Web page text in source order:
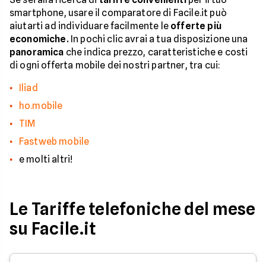
smartphone, usare il comparatore di Facile.it può
aiutarti ad individuare facilmente le offerte più
economiche.In pochi clic avrai a tua disposizione una
panoramica che indica prezzo, caratteristiche e costi
di ogni offerta mobile dei nostri partner, tra cui:
Iliad
ho.mobile
TIM
Fastweb mobile
e molti altri!
Le Tariffe telefoniche del mese
su Facile.it